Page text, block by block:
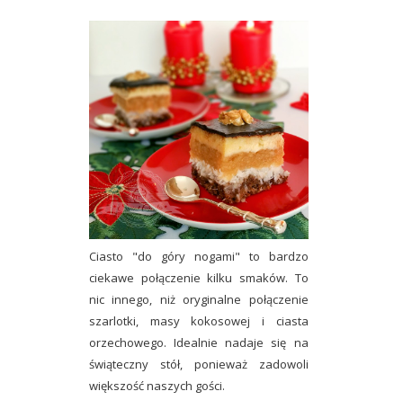
Ciasto "do góry nogami" to bardzo
ciekawe połączenie kilku smaków. To
nic innego, niż oryginalne połączenie
szarlotki, masy kokosowej i ciasta
orzechowego. Idealnie nadaje się na
świąteczny stół, ponieważ zadowoli
większość naszych gości.